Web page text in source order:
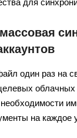
один раз на
на каждое